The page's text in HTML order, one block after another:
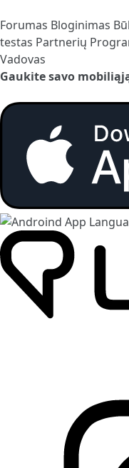
Forumas Bloginimas
testas Partnerių
Vadovas
Gaukite savo